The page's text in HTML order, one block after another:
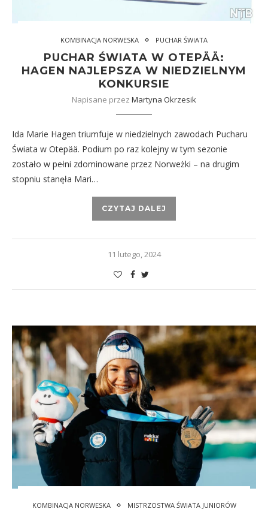
KOMBINACJA NORWESKA PUCHAR ŚWIATA
PUCHAR ŚWIATA W OTEPÄÄ:
HAGEN NAJLEPSZA W NIEDZIELNYM
KONKURSIE
Napisane przez Martyna Okrzesik
Ida Marie Hagen triumfuje w niedzielnych zawodach Pucharu
Świata w Otepää. Podium po raz kolejny w tym sezonie
zostało w pełni zdominowane przez Norweżki – na drugim
stopniu stanęła Mari…
CZYTAJ DALEJ
11 lutego, 2024
KOMBINACJA NORWESKA MISTRZOSTWA ŚWIATA JUNIORÓW